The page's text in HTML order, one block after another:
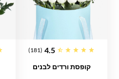
4.5
(181)
קופסת ורדים לבנים